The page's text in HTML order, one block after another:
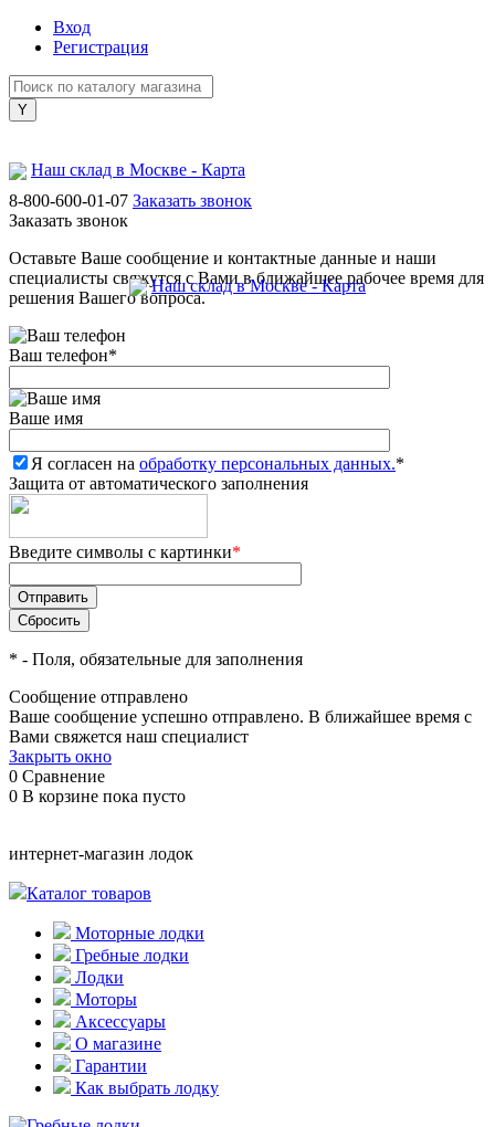
Вход
Регистрация
Наш склад в Москве - Карта
Наш склад в Москве - Карта
8-800-600-01-07 Заказать звонок
Заказать звонок
Оставьте Ваше сообщение и контактные данные и наши
специалисты свяжутся с Вами в ближайшее рабочее время для
решения Вашего вопроса.
Ваш телефон*
Ваше имя
Я согласен на обработку персональных данных.*
Защита от автоматического заполнения
Введите символы с картинки*
* - Поля, обязательные для заполнения
Сообщение отправлено
Ваше сообщение успешно отправлено. В ближайшее время с
Вами свяжется наш специалист
Закрыть окно
0 Сравнение
0 В корзине пока пусто
интернет-магазин лодок
Каталог товаров
Моторные лодки
Гребные лодки
Лодки
Моторы
Аксессуары
О магазине
Гарантии
Как выбрать лодку